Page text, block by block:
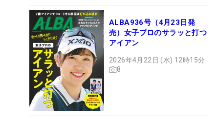
ALBA936号（4月23日発
売）女子プロのサラッと打つ
アイアン
2026年4月22日 (水) 12時15分
8